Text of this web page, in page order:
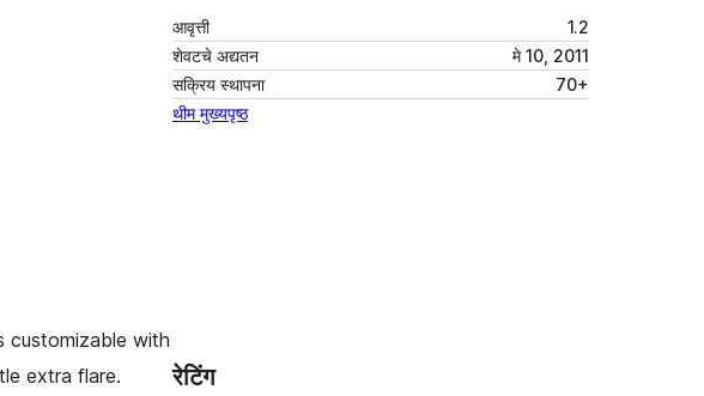
आवृत्ती
1.2
शेवटचे अद्यतन
मे 10, 2011
सक्रिय स्थापना
70+
थीम मुख्यपृष्ठ
customizable with
extra flare.
रेटिंग